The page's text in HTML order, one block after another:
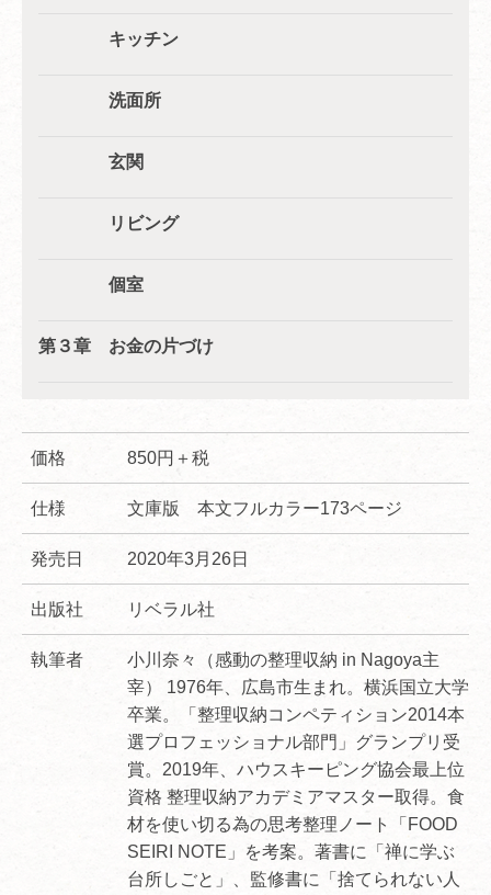
キッチン
洗面所
玄関
リビング
個室
第３章 お金の片づけ
価格 850円＋税
仕様 文庫版 本文フルカラー173ページ
発売日 2020年3月26日
出版社 リベラル社
執筆者
小川奈々（感動の整理収納 in Nagoya主
宰） 1976年、広島市生まれ。横浜国立大学
卒業。「整理収納コンペティション2014本
選プロフェッショナル部門」グランプリ受
賞。2019年、ハウスキーピング協会最上位
資格 整理収納アカデミアマスター取得。食
材を使い切る為の思考整理ノート「FOOD
SEIRI NOTE」を考案。著書に「禅に学ぶ
台所しごと」、監修書に「捨てられない人